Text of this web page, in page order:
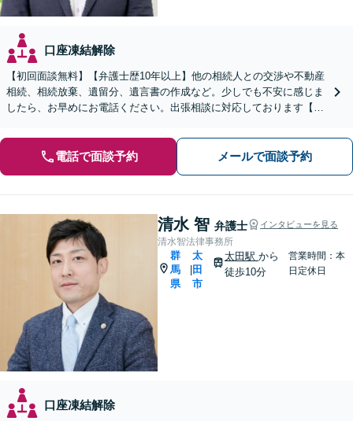
口座凍結解除
【初回面談無料】【弁護士歴10年以上】他の相続人との交渉や不動産
相続、相続放棄、遺留分、遺言書の作成など。少しでも不安に感じま
したら、お早めにお電話ください。出張相談に対応しております【休
電話で面談予約 メールで面談予約
清水 智 弁護士 インタビューを見る
清水智法律事務所
群
馬
県
太
田
市
太田駅 から
徒歩10分
営業時間：本
日定休日
口座凍結解除